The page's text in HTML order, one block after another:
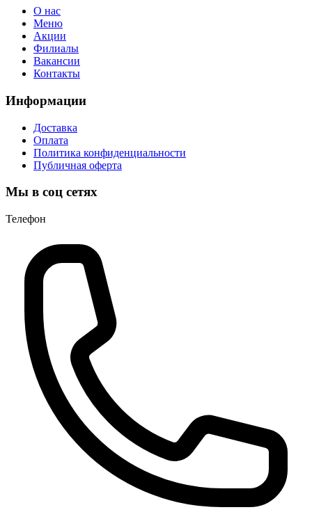
О нас
Меню
Акции
Филиалы
Вакансии
Контакты
Информации
Доставка
Оплата
Политика конфиденциальности
Публичная оферта
Мы в соц сетях
Телефон